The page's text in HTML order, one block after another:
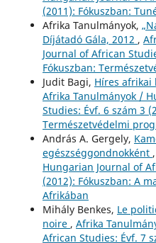
(2011): Fókuszban:
Afrika Tanulmányok,
Díjátadó Gála, 2012 ,
Journal of African
Fókuszban:
Judit Bagi, Híres afrikai
Afrika Tanulmányok /
Studies: Évf. 6 szám 3
Természetvédelmi
András A. Gergely,
egészséggondnokként ,
Hungarian Journal of
(2012): Fókuszban: A
Afrikában
Mihály Benkes, Le
noire , Afrika
African Studies: Évf. 7